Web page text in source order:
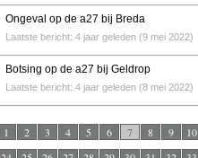
Ongeval op de a27 bij Breda
Laatste bericht: 4 jaar geleden (9 mei 2022)
Botsing op de a27 bij Geldrop
Laatste bericht: 4 jaar geleden (8 mei 2022)
1 2 3 4 5 6 7 8 9 10